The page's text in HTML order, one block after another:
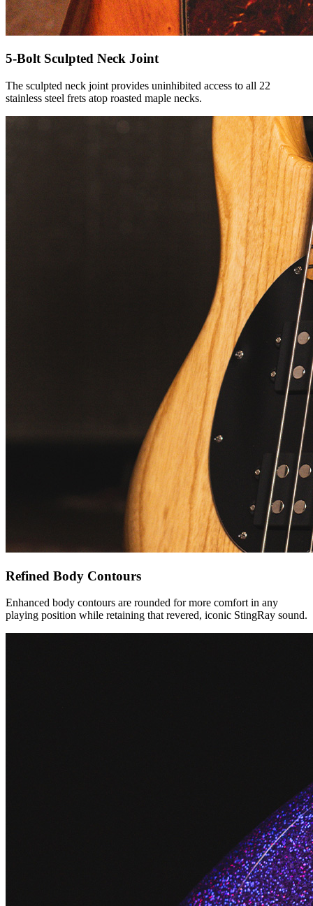
5-Bolt Sculpted Neck Joint
The sculpted neck joint provides uninhibited access to all 22
stainless steel frets atop roasted maple necks.
Refined Body Contours
Enhanced body contours are rounded for more comfort in any
playing position while retaining that revered, iconic StingRay sound.